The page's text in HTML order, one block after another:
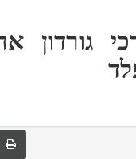
גורדון